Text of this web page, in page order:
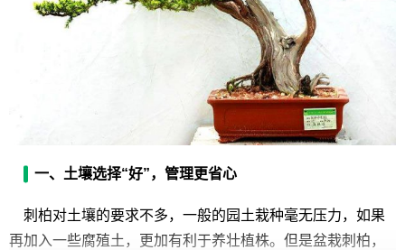
一、土壤选择“好”，管理更省心
刺柏对土壤的要求不多，一般的园土栽种毫无压力，如果
再加入一些腐殖土，更加有利于养壮植株。但是盆栽刺柏，